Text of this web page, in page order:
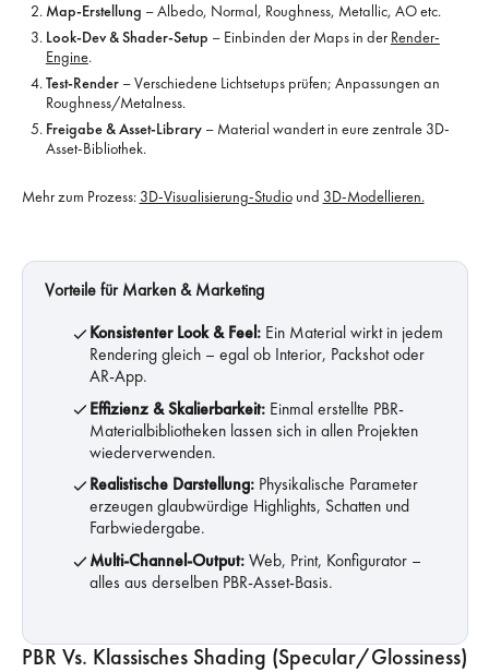
Map-Erstellung – Albedo, Normal, Roughness, Metallic, AO etc.
Look-Dev & Shader-Setup – Einbinden der Maps in der Render-
Engine.
Test-Render– Verschiedene Licht­setups prüfen; Anpassungen an
Roughness/Metalness.
Freigabe & Asset-Library– Material wandert in eure zentrale 3D-
Asset-Bibliothek.
Mehr zum Prozess: 3D-Visualisierung-Studiound 3D-Modellieren.
Vorteile für Marken & Marketing
Konsistenter Look & Feel: Ein Material wirkt in jedem
Rendering gleich – egal ob Interior, Packshot oder
AR-App.
Effizienz & Skalierbarkeit: Einmal erstellte PBR-
Materialbibliotheken lassen sich in allen Projekten
wiederverwenden.
Realistische Darstellung: Physikalische Parameter
erzeugen glaubwürdige Highlights, Schatten und
Farbwiedergabe.
Multi-Channel-Output: Web, Print, Konfigurator –
alles aus derselben PBR-Asset-Basis.
PBR Vs. Klassisches Shading (Specular/Glossiness)